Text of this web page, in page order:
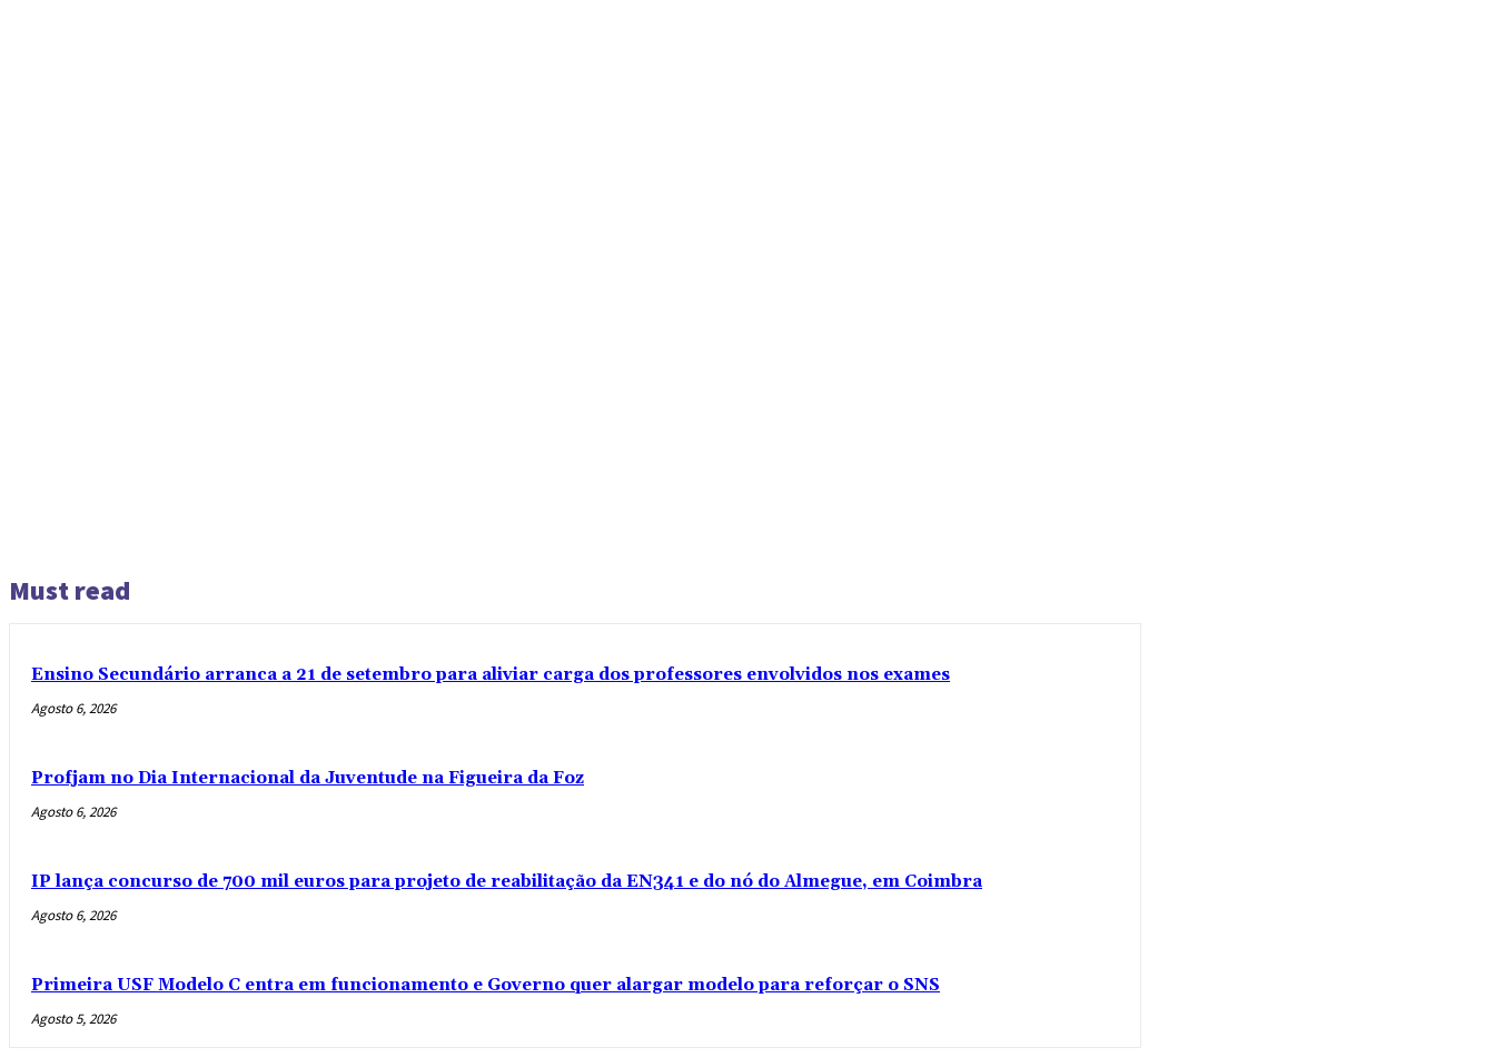
Must read
Ensino Secundário arranca a 21 de setembro para aliviar carga dos professores envolvidos nos exames
Agosto 6, 2026
Profjam no Dia Internacional da Juventude na Figueira da Foz
Agosto 6, 2026
IP lança concurso de 700 mil euros para projeto de reabilitação da EN341 e do nó do Almegue, em Coimbra
Agosto 6, 2026
Primeira USF Modelo C entra em funcionamento e Governo quer alargar modelo para reforçar o SNS
Agosto 5, 2026